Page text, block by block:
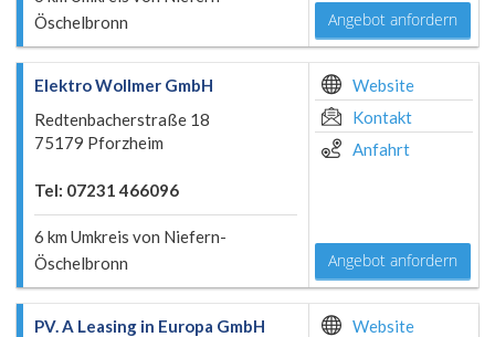
Öschelbronn
Angebot anfordern
Elektro Wollmer GmbH
Redtenbacherstraße 18
75179 Pforzheim
Tel: 07231 466096
6 km Umkreis von Niefern-
Öschelbronn
Website
Kontakt
Anfahrt
Angebot anfordern
PV. A Leasing in Europa GmbH
Website